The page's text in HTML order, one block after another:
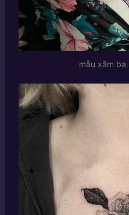
mẫu xăm